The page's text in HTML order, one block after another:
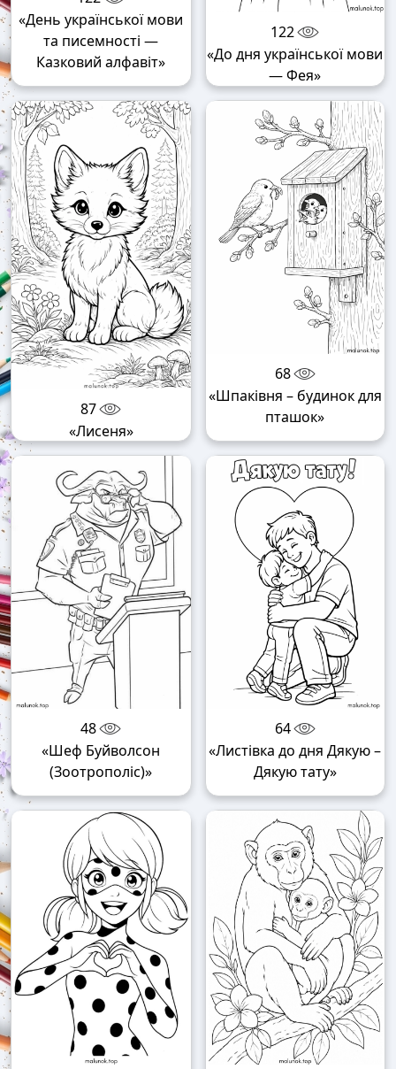
«День української мови
та писемності —
Казковий алфавіт»
122
«До дня української мови
— Фея»
87
«Лисеня»
68
«Шпаківня – будинок для
пташок»
48
«Шеф Буйволсон
(Зоотрополіс)»
64
«Листівка до дня Дякую –
Дякую тату»